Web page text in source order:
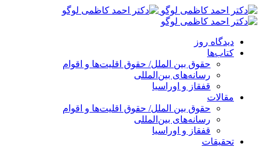
پرش
به
دیدگاه روز
کتاب‌ها
حقوق بین الملل/ حقوق اقلیت‌ها و اقوام
رسانه‌های بین‌المللی
قفقاز و اوراسیا
مقالات
حقوق بین الملل/ حقوق اقلیت‌ها و اقوام
رسانه‌های بین‌المللی
قفقاز و اوراسیا
تحقیقات